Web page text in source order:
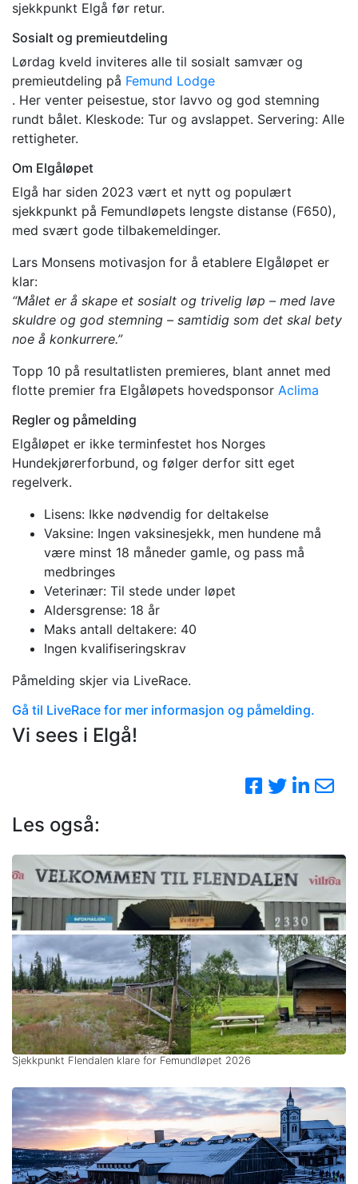
sjekkpunkt Elgå før retur.
Sosialt og premieutdeling
Lørdag kveld inviteres alle til sosialt samvær og
premieutdeling på Femund Lodge
. Her venter peisestue, stor lavvo og god stemning
rundt bålet. Kleskode: Tur og avslappet. Servering: Alle
rettigheter.
Om Elgåløpet
Elgå har siden 2023 vært et nytt og populært
sjekkpunkt på Femundløpets lengste distanse (F650),
med svært gode tilbakemeldinger.
Lars Monsens motivasjon for å etablere Elgåløpet er
klar:
“Målet er å skape et sosialt og trivelig løp – med lave
skuldre og god stemning – samtidig som det skal bety
noe å konkurrere.”
Topp 10 på resultatlisten premieres, blant annet med
flotte premier fra Elgåløpets hovedsponsor Aclima
Regler og påmelding
Elgåløpet er ikke terminfestet hos Norges
Hundekjørerforbund, og følger derfor sitt eget
regelverk.
Lisens: Ikke nødvendig for deltakelse
Vaksine: Ingen vaksinesjekk, men hundene må
være minst 18 måneder gamle, og pass må
medbringes
Veterinær: Til stede under løpet
Aldersgrense: 18 år
Maks antall deltakere: 40
Ingen kvalifiseringskrav
Påmelding skjer via LiveRace.
Gå til LiveRace for mer informasjon og påmelding.
Vi sees i Elgå!
Les også:
Sjekkpunkt Flendalen klare for Femundløpet 2026